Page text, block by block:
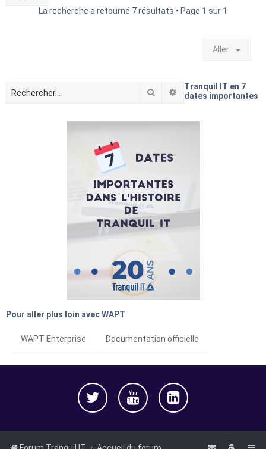
La recherche a retourné 7 résultats • Page 1 sur 1
Aller
RechercherRecherche avancée
Tranquil IT en 7
dates importantes
Pour aller plus loin avec WAPT
WAPT Enterprise Documentation officielle